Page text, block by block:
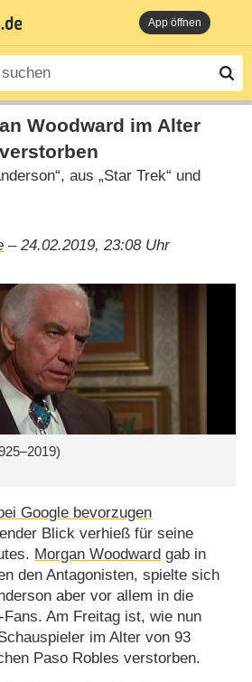
App öffnen
Woodward im Alter
aus „Star Trek“ und
– 24.02.2019, 23:08 Uhr
Google bevorzugen
Blick verhieß für seine
Morgan Woodward gab in
den Antagonisten, spielte sich
aber vor allem in die
-Fans. Am Freitag ist, wie nun
im Alter von 93
Paso Robles verstorben.